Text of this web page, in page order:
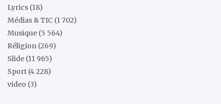
Lyrics (18)
Médias & TIC (1 702)
Musique (5 564)
Réligion (269)
Slide (11 965)
Sport (4 228)
video (3)